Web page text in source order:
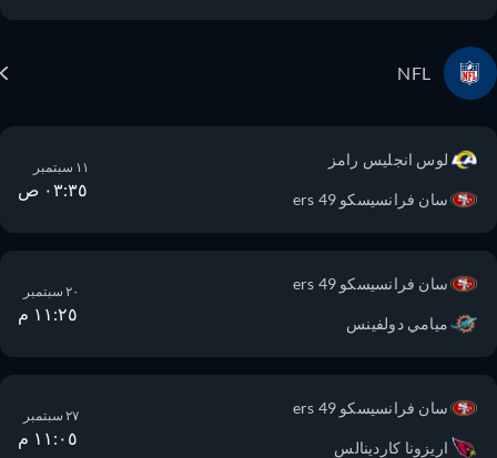
NFL
لوس انجليس رامز
سان فرانسيسكو 49 ers ٠٣:٣٥ ص
سان فرانسيسكو 49 ers
ميامي دولفينس ١١:٢٥ م
سان فرانسيسكو 49 ers
اريزونا كاردينالس ١١:٠٥ م